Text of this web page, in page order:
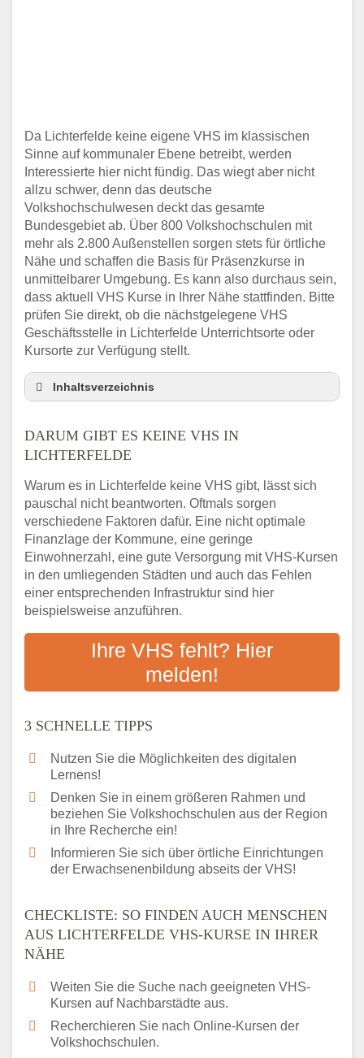
Da Lichterfelde keine eigene VHS im klassischen
Sinne auf kommunaler Ebene betreibt, werden
Interessierte hier nicht fündig. Das wiegt aber nicht
allzu schwer, denn das deutsche
Volkshochschulwesen deckt das gesamte
Bundesgebiet ab. Über 800 Volkshochschulen mit
mehr als 2.800 Außenstellen sorgen stets für örtliche
Nähe und schaffen die Basis für Präsenzkurse in
unmittelbarer Umgebung. Es kann also durchaus sein,
dass aktuell VHS Kurse in Ihrer Nähe stattfinden. Bitte
prüfen Sie direkt, ob die nächstgelegene VHS
Geschäftsstelle in Lichterfelde Unterrichtsorte oder
Kursorte zur Verfügung stellt.
Inhaltsverzeichnis
3 schnelle Tipps
Checkliste: So finden auch Menschen aus
Abendschule in der Region rund um
Lichterfelde
VHS steht für Erwachsenenbildung
Online-Kurse: Alternative Angebote zum
VHS-Kurs
Vor- und Nachteile von Online-Kursen
Checkliste: Darauf kommt es bei
Bildungsangeboten an
Das bundesweite Volkshochschulwesen
DARUM GIBT ES KEINE VHS IN
LICHTERFELDE
Warum es in Lichterfelde keine VHS gibt, lässt sich
pauschal nicht beantworten. Oftmals sorgen
verschiedene Faktoren dafür. Eine nicht optimale
Finanzlage der Kommune, eine geringe
Einwohnerzahl, eine gute Versorgung mit VHS-Kursen
in den umliegenden Städten und auch das Fehlen
einer entsprechenden Infrastruktur sind hier
beispielsweise anzuführen.
Ihre VHS fehlt? Hier
melden!
3 SCHNELLE TIPPS
Nutzen Sie die Möglichkeiten des digitalen
Lernens!
Denken Sie in einem größeren Rahmen und
beziehen Sie Volkshochschulen aus der Region
in Ihre Recherche ein!
Informieren Sie sich über örtliche Einrichtungen
der Erwachsenenbildung abseits der VHS!
CHECKLISTE: SO FINDEN AUCH MENSCHEN
AUS LICHTERFELDE VHS-KURSE IN IHRER
NÄHE
Weiten Sie die Suche nach geeigneten VHS-
Kursen auf Nachbarstädte aus.
Recherchieren Sie nach Online-Kursen der
Volkshochschulen.